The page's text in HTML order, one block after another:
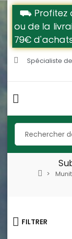
⛟ Profitez
ou de la
79€
Spécialiste
FILTRER